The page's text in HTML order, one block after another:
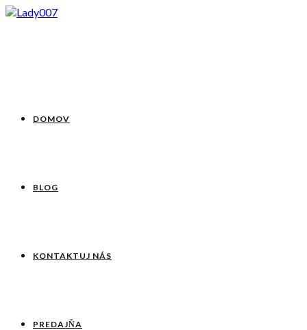
DOMOV
BLOG
KONTAKTUJ NÁS
PREDAJŇA